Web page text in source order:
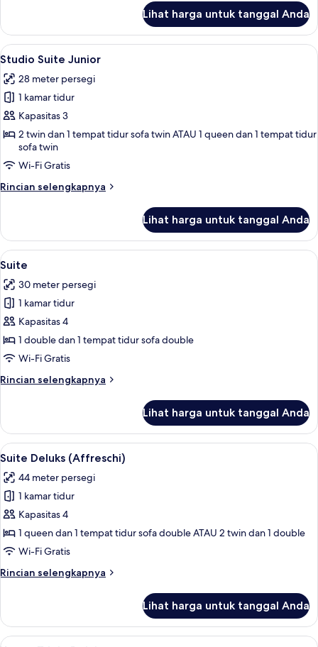
Queen
Room
Lihat harga untuk tanggal Anda
Lihat
semua
foto
untuk
Studio
Suite
Junior
Studio Suite Junior | Seprai
5
Studio Suite Junior
28 meter persegi
1 kamar tidur
Kapasitas 3
2 twin dan 1 tempat tidur sofa twin ATAU 1 queen dan 1 tempat tidur
sofa twin
Wi-Fi Gratis
Rincian selengkapnya
Rincian
Studio
Suite
Junior
Lihat harga untuk tanggal Anda
Lihat
semua
foto
untuk
Suite
Suite | Seprai antialergi, minibar,
8
Suite
30 meter persegi
1 kamar tidur
Kapasitas 4
1 double dan 1 tempat tidur sofa double
Wi-Fi Gratis
Rincian selengkapnya
Rincian
Suite
Lihat harga untuk tanggal Anda
Lihat
semua
foto
untuk
Suite
Deluks
(Affreschi)
Suite Deluks (Affreschi) | Seprai
4
Suite Deluks (Affreschi)
44 meter persegi
1 kamar tidur
Kapasitas 4
1 queen dan 1 tempat tidur sofa double ATAU 2 twin dan 1 double
Wi-Fi Gratis
Rincian selengkapnya
Rincian
Suite
Deluks
Lihat harga untuk tanggal Anda
Lihat
Kamar Triple Deluks | Seprai